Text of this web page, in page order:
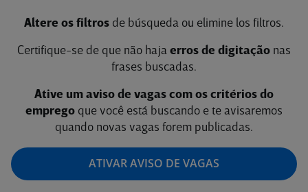
Altere os filtros de búsqueda ou elimine los filtros.
Certifique-se de que não haja erros de digitação nas
frases buscadas.
Ative um aviso de vagas com os critérios do
emprego que você está buscando e te avisaremos
quando novas vagas forem publicadas.
ATIVAR AVISO DE VAGAS